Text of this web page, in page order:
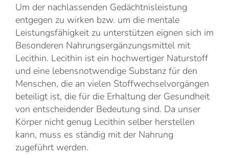
Um der nachlassenden Gedächtnisleistung
entgegen zu wirken bzw. um die mentale
Leistungsfähigkeit zu unterstützen eignen sich im
Besonderen Nahrungsergänzungsmittel mit
Lecithin. Lecithin ist ein hochwertiger Naturstoff
und eine lebensnotwendige Substanz für den
Menschen, die an vielen Stoffwechselvorgängen
beteiligt ist, die für die Erhaltung der Gesundheit
von entscheidender Bedeutung sind. Da unser
Körper nicht genug Lecithin selber herstellen
kann, muss es ständig mit der Nahrung
zugeführt werden.